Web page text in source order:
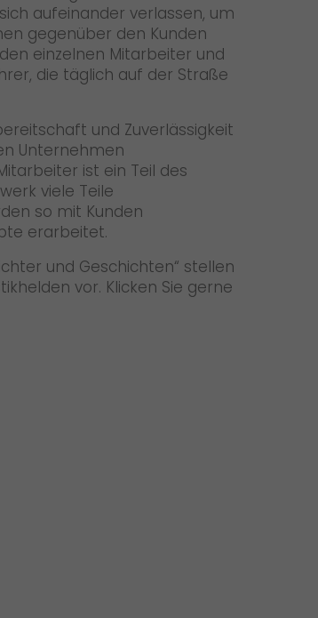
aufeinander verlassen, um
gegenüber den Kunden
einzelnen Mitarbeiter und
die täglich auf der Straße
und Zuverlässigkeit
Unternehmen
ist ein Teil des
viele Teile
so mit Kunden
erarbeitet.
und Geschichten“ stellen
vor. Klicken Sie gerne